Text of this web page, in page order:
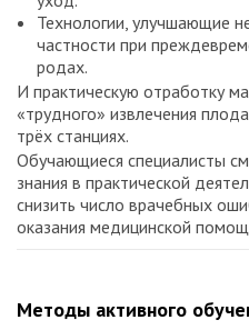
Технологии, улучшающие
частности при
родах.
И практическую отработку
«трудного» извлечения
трёх станциях.
Обучающиеся специалисты
знания в практической
снизить число врачебных
оказания медицинской
Методы активного